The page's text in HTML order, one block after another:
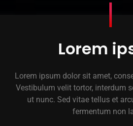
Lorem
Lorem ipsum dolor sit amet,
Vestibulum velit tortor, interdum
ut nunc. Sed vitae tellus et
fermentum non